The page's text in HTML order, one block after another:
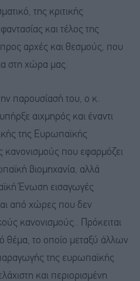
της κριτικής
και τέλος της
αρχές και θεσμούς, που
στη χώρα μας.
παρουσίασή του, ο κ.
αιχμηρός και έναντι
της Ευρωπαϊκής
κανονισμούς που εφαρμόζει
βιομηχανία, αλλά
Ένωση εισαγωγές
από χώρες που δεν
κανονισμούς.. Πρόκειται
θέμα, το οποίο μεταξύ άλλων
της ευρωπαϊκής
και περιορισμένη